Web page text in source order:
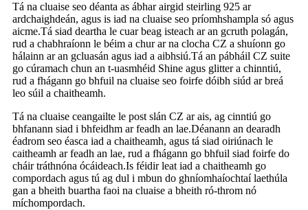
Tá na cluaise seo déanta as ábhar airgid steirling 925 ar
ardchaighdeán, agus is iad na cluaise seo príomhshampla só agus
aicme.Tá siad deartha le cuar beag isteach ar an gcruth polagán,
rud a chabhraíonn le béim a chur ar na clocha CZ a shuíonn go
hálainn ar an gcluasán agus iad a aibhsiú.Tá an pábháil CZ suite
go cúramach chun an t-uasmhéid Shine agus glitter a chinntiú,
rud a fhágann go bhfuil na cluaise seo foirfe dóibh siúd ar breá
leo súil a chaitheamh.
Tá na cluaise ceangailte le post slán CZ ar ais, ag cinntiú go
bhfanann siad i bhfeidhm ar feadh an lae.Déanann an dearadh
éadrom seo éasca iad a chaitheamh, agus tá siad oiriúnach le
caitheamh ar feadh an lae, rud a fhágann go bhfuil siad foirfe do
cháir tráthnóna ócáideach.Is féidir leat iad a chaitheamh go
compordach agus tú ag dul i mbun do ghníomhaíochtaí laethúla
gan a bheith buartha faoi na cluaise a bheith ró-throm nó
míchompordach.